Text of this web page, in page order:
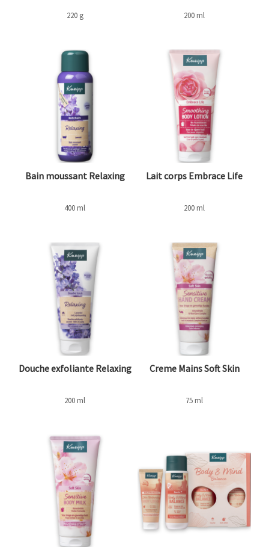
220 g 200 ml
Bain moussant Relaxing
400 ml
Lait corps Embrace Life
200 ml
Douche exfoliante Relaxing
200 ml
Creme Mains Soft Skin
75 ml